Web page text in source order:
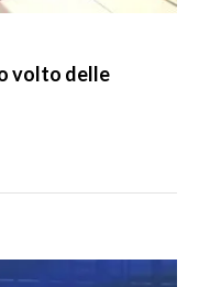
volto delle